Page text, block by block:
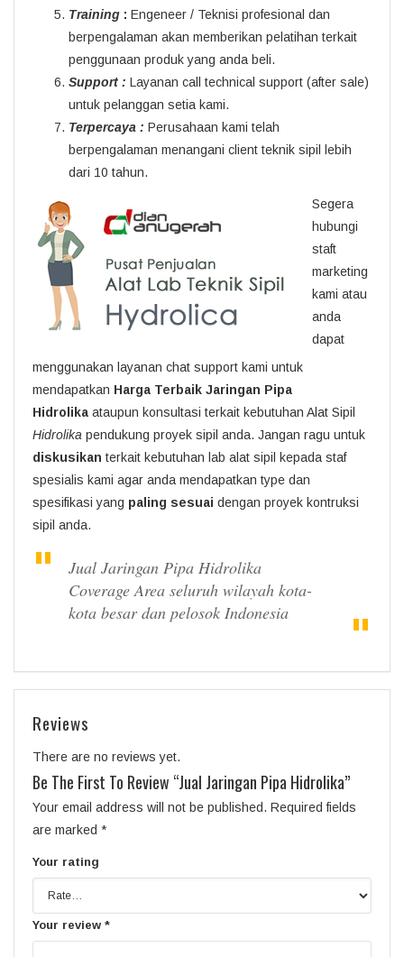
Training : Engeneer / Teknisi profesional dan
berpengalaman akan memberikan pelatihan terkait
penggunaan produk yang anda beli.
Support : Layanan call technical support (after sale)
untuk pelanggan setia kami.
Terpercaya : Perusahaan kami telah
berpengalaman menangani client teknik sipil lebih
dari 10 tahun.
Segera
hubungi
staft
marketing
kami atau
anda
dapat
menggunakan layanan chat support kami untuk
mendapatkan Harga Terbaik Jaringan Pipa
Hidrolika ataupun konsultasi terkait kebutuhan Alat Sipil
Hidrolika pendukung proyek sipil anda. Jangan ragu untuk
diskusikan terkait kebutuhan lab alat sipil kepada staf
spesialis kami agar anda mendapatkan type dan
spesifikasi yang paling sesuai dengan proyek kontruksi
sipil anda.
Jual Jaringan Pipa Hidrolika
Coverage Area seluruh wilayah kota-
kota besar dan pelosok Indonesia
Reviews
There are no reviews yet.
Be The First To Review “Jual Jaringan Pipa Hidrolika”
Your email address will not be published. Required fields
are marked *
Your rating
Your review *